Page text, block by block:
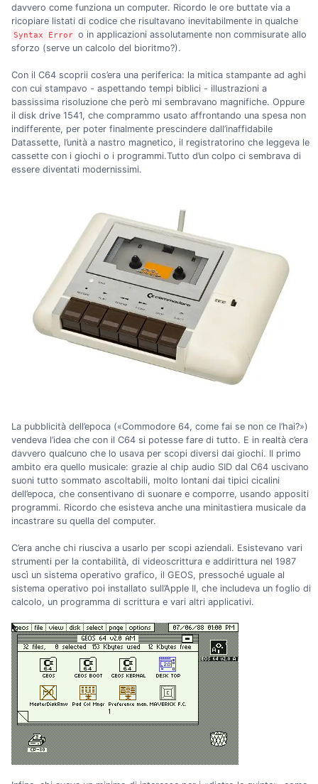
davvero come funziona un computer. Ricordo le ore buttate via a
ricopiare listati di codice che risultavano inevitabilmente in qualche
Syntax Error o in applicazioni assolutamente non commisurate allo
sforzo (serve un calcolo del bioritmo?).
Con il C64 scoprii cos’era una periferica: la mitica stampante ad aghi
con cui stampavo - aspettando tempi biblici - illustrazioni a
bassissima risoluzione che però mi sembravano magnifiche. Oppure
il disk drive 1541, che comprammo usato affrontando una spesa non
indifferente, per poter finalmente prescindere dall’inaffidabile
Datassette, l’unità a nastro magnetico, il registratorino che leggeva le
cassette con i giochi o i programmi.Tutto d’un colpo ci sembrava di
essere diventati modernissimi.
La pubblicità dell’epoca («Commodore 64, come fai se non ce l’hai?»)
vendeva l’idea che con il C64 si potesse fare di tutto. E in realtà c’era
davvero qualcuno che lo usava per scopi diversi dai giochi. Il primo
ambito era quello musicale: grazie al chip audio SID dal C64 uscivano
suoni tutto sommato ascoltabili, molto lontani dai tipici cicalini
dell’epoca, che consentivano di suonare e comporre, usando appositi
programmi. Ricordo che esisteva anche una minitastiera musicale da
incastrare su quella del computer.
C’era anche chi riusciva a usarlo per scopi aziendali. Esistevano vari
strumenti per la contabilità, di videoscrittura e addirittura nel 1987
uscì un sistema operativo grafico, il GEOS, pressoché uguale al
sistema operativo poi installato sull’Apple II, che includeva un foglio di
calcolo, un programma di scrittura e vari altri applicativi.